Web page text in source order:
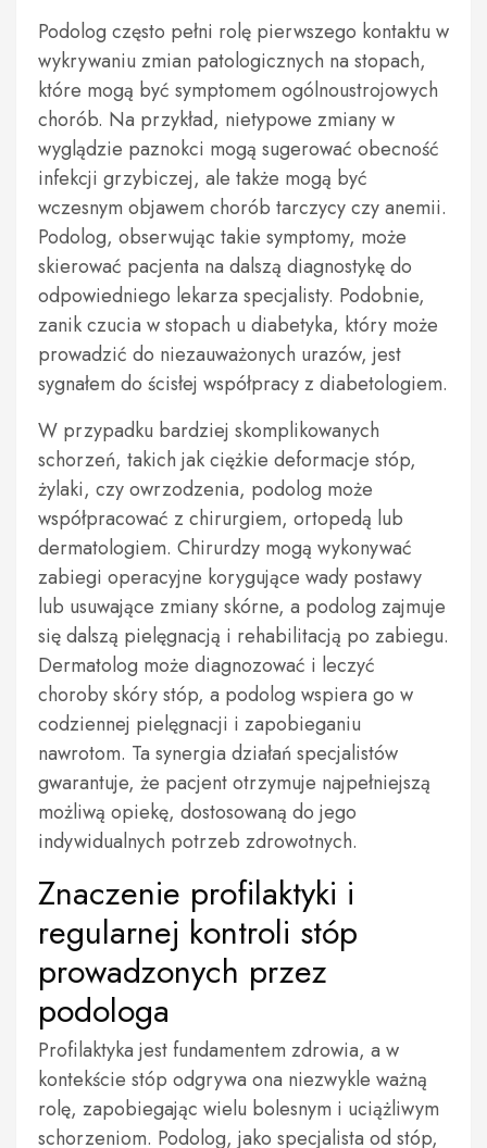
Podolog często pełni rolę pierwszego kontaktu w
wykrywaniu zmian patologicznych na stopach,
które mogą być symptomem ogólnoustrojowych
chorób. Na przykład, nietypowe zmiany w
wyglądzie paznokci mogą sugerować obecność
infekcji grzybiczej, ale także mogą być
wczesnym objawem chorób tarczycy czy anemii.
Podolog, obserwując takie symptomy, może
skierować pacjenta na dalszą diagnostykę do
odpowiedniego lekarza specjalisty. Podobnie,
zanik czucia w stopach u diabetyka, który może
prowadzić do niezauważonych urazów, jest
sygnałem do ścisłej współpracy z diabetologiem.
W przypadku bardziej skomplikowanych
schorzeń, takich jak ciężkie deformacje stóp,
żylaki, czy owrzodzenia, podolog może
współpracować z chirurgiem, ortopedą lub
dermatologiem. Chirurdzy mogą wykonywać
zabiegi operacyjne korygujące wady postawy
lub usuwające zmiany skórne, a podolog zajmuje
się dalszą pielęgnacją i rehabilitacją po zabiegu.
Dermatolog może diagnozować i leczyć
choroby skóry stóp, a podolog wspiera go w
codziennej pielęgnacji i zapobieganiu
nawrotom. Ta synergia działań specjalistów
gwarantuje, że pacjent otrzymuje najpełniejszą
możliwą opiekę, dostosowaną do jego
indywidualnych potrzeb zdrowotnych.
Znaczenie profilaktyki i
regularnej kontroli stóp
prowadzonych przez
podologa
Profilaktyka jest fundamentem zdrowia, a w
kontekście stóp odgrywa ona niezwykle ważną
rolę, zapobiegając wielu bolesnym i uciążliwym
schorzeniom. Podolog, jako specjalista od stóp,